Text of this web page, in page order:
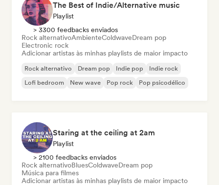
The Best of Indie/Alternative music
Playlist
> 3300 feedbacks enviados
Rock alternativoAmbienteColdwaveDream pop
Electronic rock
Adicionar artistas às minhas playlists de maior impacto
Rock alternativo Dream pop Indie pop
Indie rock
Lofi bedroom
New wave Pop rock Pop psicodélico
Staring at the ceiling at 2am
Playlist
> 2100 feedbacks enviados
Rock alternativoBluesColdwaveDream pop
Música para filmes
Adicionar artistas às minhas playlists de maior impacto